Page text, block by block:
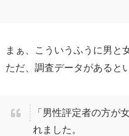
まぁ、こういうふうに男と
ただ、調査データがあると
「男性評定者の方が
れました。